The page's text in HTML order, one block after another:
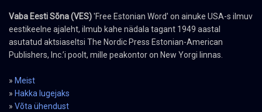
Vaba Eesti Sõna (VES)'Free Estonian Word' on ainuke USA-s ilmuv
eestikeelne ajaleht, ilmub kahe nädala tagant 1949 aastal
asutatud aktsiaseltsi The Nordic Press Estonian-American
Publishers, Inc.’i poolt, mille peakontor on New Yorgi linnas.
» Meist
» Hakka lugejaks
» Võta ühendust